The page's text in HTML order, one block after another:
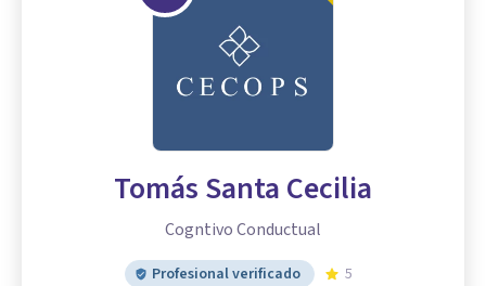
Tomás Santa Cecilia
Cogntivo Conductual
Profesional verificado 5